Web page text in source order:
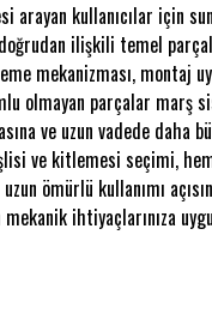
arayan kullanıcılar için
ilişkili temel
mekanizması, montaj
olmayan parçalar marş
ve uzun vadede daha
ve kitlemesi seçimi,
ömürlü kullanımı
ihtiyaçlarınıza